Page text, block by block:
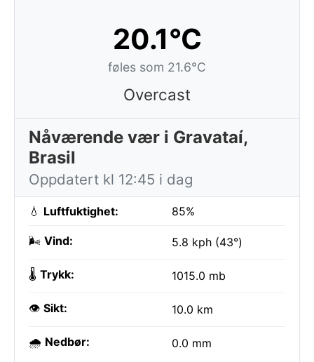
20.1°C
føles som 21.6°C
Overcast
Nåværende vær i Gravataí,
Brasil
Oppdatert kl 12:45 i dag
💧 Luftfuktighet: 85%
🌬️ Vind: 5.8 kph (43°)
🌡️ Trykk: 1015.0 mb
👁️ Sikt: 10.0 km
🌧️ Nedbør: 0.0 mm